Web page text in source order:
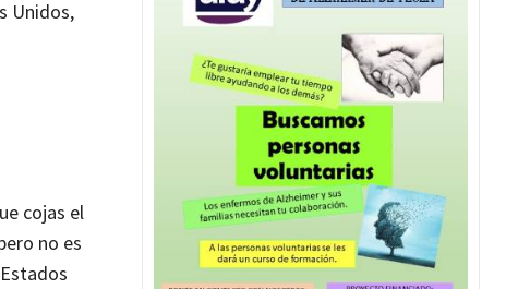
Unidos,
cojas el
no es